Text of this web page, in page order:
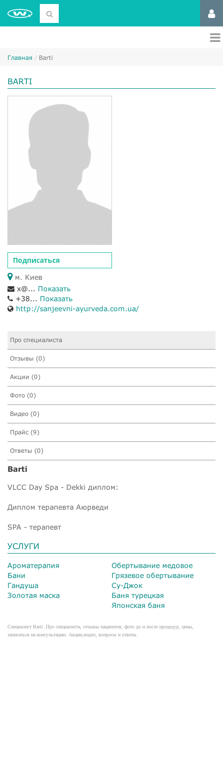
Главная Barti
BARTI
Подписаться
м. Киев
x@... Показать
+38... Показать
http://sanjeevni-ayurveda.com.ua/
Про специалиста
Отзывы (0)
Акции (0)
Фото (0)
Видео (0)
Прайс (9)
Ответы (0)
Barti
VLCC Day Spa - Dekki диплом:
Диплом терапевта Аюрведи
SPA - терапевт
УСЛУГИ
Ароматерапия
Бани
Гандуша
Золотая маска
Обертывание медовое
Грязевое обертывание
Су-Джок
Баня турецкая
Японская баня
Специалист Barti .Про специалиста, отзывы пациентов, фото до и после процедур, цены,
записаться на консультацию. Акции,видео, вопросы и ответы.